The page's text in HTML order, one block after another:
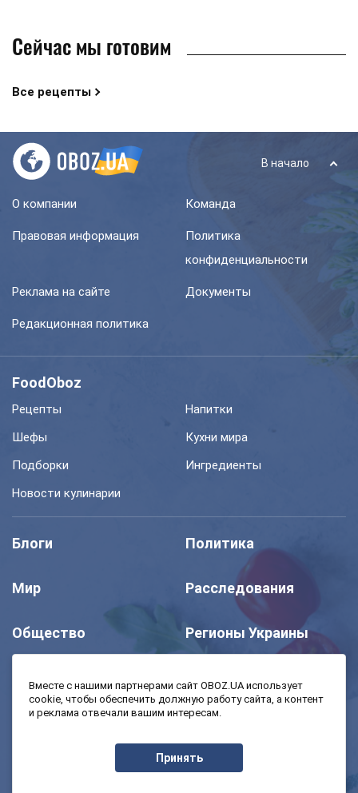
Сейчас мы готовим
Все рецепты
В начало
О компании Команда
Правовая информация
Политика
конфиденциальности
Реклама на сайте Документы
Редакционная политика
FoodOboz
Рецепты
Напитки
Шефы
Кухни мира
Подборки
Ингредиенты
Новости кулинарии
Блоги Политика
Мир Расследования
Общество Регионы Украины
Моя школа Авто
Экономика
Вместе с нашими партнерами сайт OBOZ.UA использует
cookie, чтобы обеспечить должную работу сайта, а контент
и реклама отвечали вашим интересам.
Принять